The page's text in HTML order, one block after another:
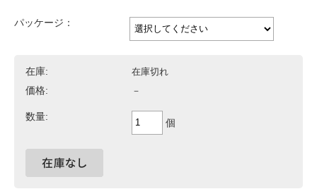
パッケージ：
在庫:
在庫切れ
価格:
－
数量:
個